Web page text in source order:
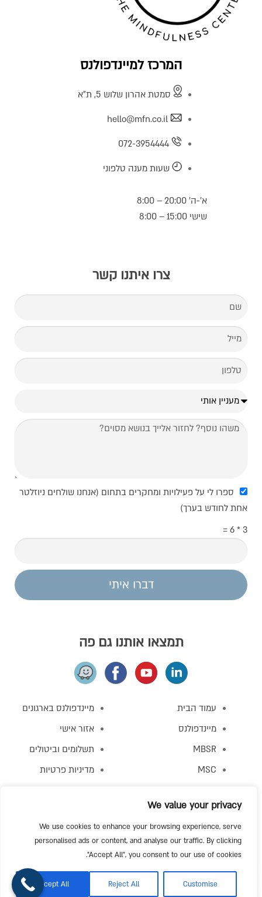
We value your privacy
We use cookies to enhance your browsing experience, serve
personalised ads or content, and analyse our traffic. By clicking
"Accept All", you consent to our use of cookies.
Customise
Reject All
Accept All
המרכז למיינדפולנס
סמטת אהרון שלוש 5, ת"א
hello@mfn.co.il
072-3954444
שעות מענה טלפוני
א’-ה’ 20:00 – 8:00
שישי 15:00 – 8:00
צרו איתנו קשר
ספרו לי על פעילויות ומחקרים בתחום (אנחנו שולחים ניוזלטר
אחת לחודש בערך)
3 * 6 =
דברו איתי
תמצאו אותנו גם פה
עמוד הבית
מיינדפולנס
MBSR
MSC
מפגש התנסות
מיינדפולנס בארגונים
אזור אישי
תשלומים וביטולים
מדיניות פרטיות
כל הזכויות שמורות למרכז למיינדפולנס 2016 – 2022
היי! אנחנו פה, יש לך שאלה?